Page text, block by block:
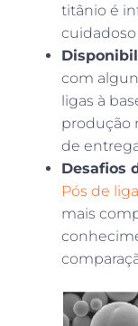
titânio é
cuidadoso
com
ligas à
produção
de
Desafios
Pós de
mais